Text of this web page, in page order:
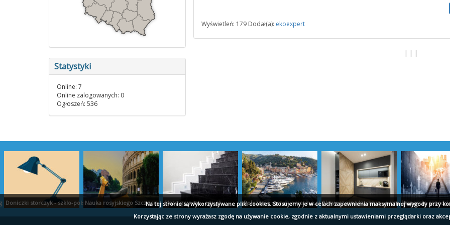
Statystyki
Online: 7
Online zalogowanych: 0
Ogłoszeń: 536
Wyświetleń: 179 Dodał(a): ekoexpert
| | |
kredytowych
Doniczki storczyk - szklo-polskie.plNauka rosyjskiego Szczecin - wladca-jezykow.pl
Blat z granitu - ega.pl Położenie steru - emarine.pl Nowoczesna kuchnia - emmi.plWsparcie
Na tej stronie są wykorzystywane pliki cookies. Stosujemy je w celach zapewnienia maksymalnej wygody przy
Korzystając ze strony wyrażasz zgodę na używanie cookie, zgodnie z aktualnymi ustawieniami przeglądarki oraz